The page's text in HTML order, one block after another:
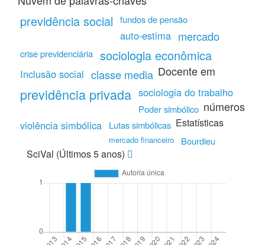
previdência social fundos de pensão
auto-estima mercado
crise previdenciária sociologia econômica
Inclusão social classe media
previdência privada sociologia do trabalho
Poder simbólico
violência simbólica Lutas simbólicas
mercado financeiro Bourdieu
Docente em
números
Estatísticas
SciVal (Últimos 5 anos)